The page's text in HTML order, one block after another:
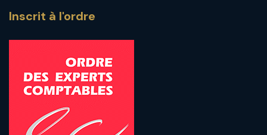
Inscrit à l'ordre